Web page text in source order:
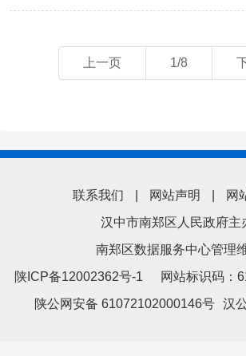
上一页 1/8
联系我们 网站声明
网
汉中市南郑区人民政府主
南郑区数据服务中心管理
陕ICP备12002362号-1
网站标识码
陕公网安备 61072102000146号 汉